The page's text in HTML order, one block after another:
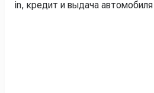
in, кредит и выдача